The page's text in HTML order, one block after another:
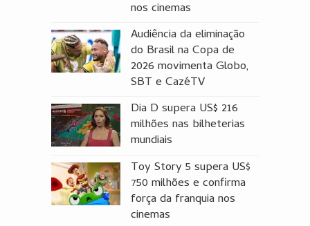
nos cinemas
Audiência da eliminação
do Brasil na Copa de
2026 movimenta Globo,
SBT e CazéTV
Dia D supera US$ 216
milhões nas bilheterias
mundiais
Toy Story 5 supera US$
750 milhões e confirma
força da franquia nos
cinemas